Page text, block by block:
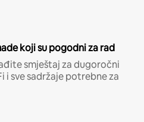
koji su pogodni za rad
smještaj za dugoročni
i sve sadržaje potrebne za